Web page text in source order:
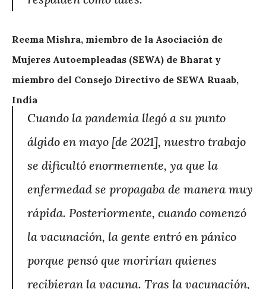
Reema Mishra, miembro de la Asociación de
Mujeres Autoempleadas (SEWA) de Bharat y
miembro del Consejo Directivo de SEWA Ruaab,
India
Cuando la pandemia llegó a su punto
álgido en mayo [de 2021], nuestro trabajo
se dificultó enormemente, ya que la
enfermedad se propagaba de manera muy
rápida. Posteriormente, cuando comenzó
la vacunación, la gente entró en pánico
porque pensó que morirían quienes
recibieran la vacuna. Tras la vacunación,